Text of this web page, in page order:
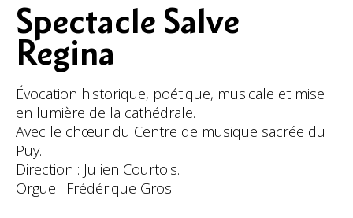
Spectacle Salve
Regina
Évocation historique, poétique, musicale et mise
en lumière de la cathédrale.
Avec le chœur du Centre de musique sacrée du
Puy.
Direction : Julien Courtois.
Orgue : Frédérique Gros.